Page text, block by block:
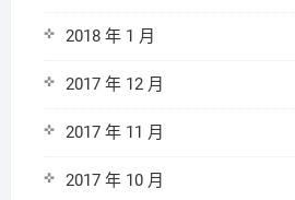
2018 年 1 月
2017 年 12 月
2017 年 11 月
2017 年 10 月